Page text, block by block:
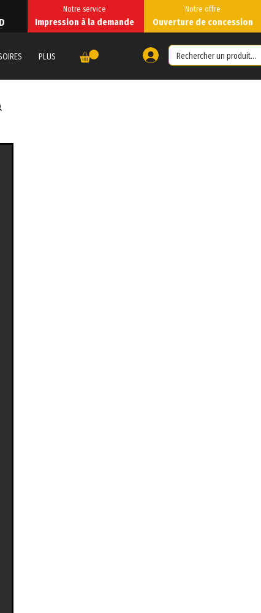
Impression à la demande
Notre service
Ouverture de concession
Notre offre
PLUS